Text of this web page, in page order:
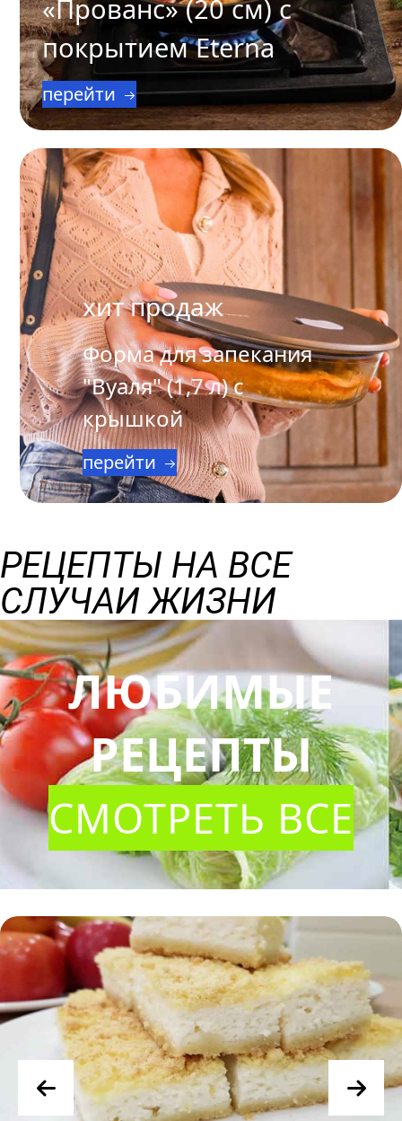
«Прованс» (20 см) с
покрытием Eterna
перейти
хит продаж
Форма для запекания
"Вуаля" (1,7 л) с
крышкой
перейти
РЕЦЕПТЫ НА ВСЕ
СЛУЧАИ ЖИЗНИ
ЛЮБИМЫЕ
РЕЦЕПТЫ
СМОТРЕТЬ ВСЕ